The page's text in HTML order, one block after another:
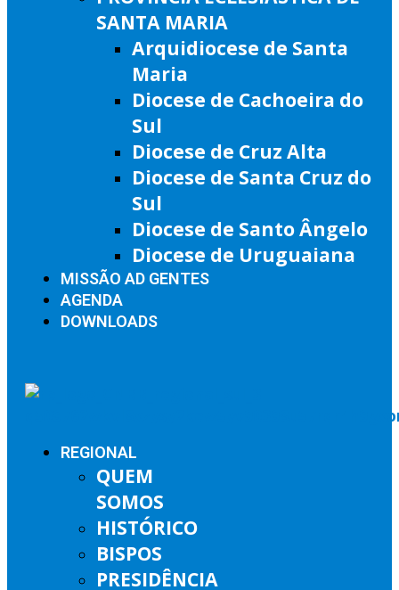
SANTA MARIA
Arquidiocese de Santa
Maria
Diocese de Cachoeira do
Sul
Diocese de Cruz Alta
Diocese de Santa Cruz do
Sul
Diocese de Santo Ângelo
Diocese de Uruguaiana
MISSÃO AD GENTES
AGENDA
DOWNLOADS
REGIONAL
QUEM
SOMOS
HISTÓRICO
BISPOS
PRESIDÊNCIA